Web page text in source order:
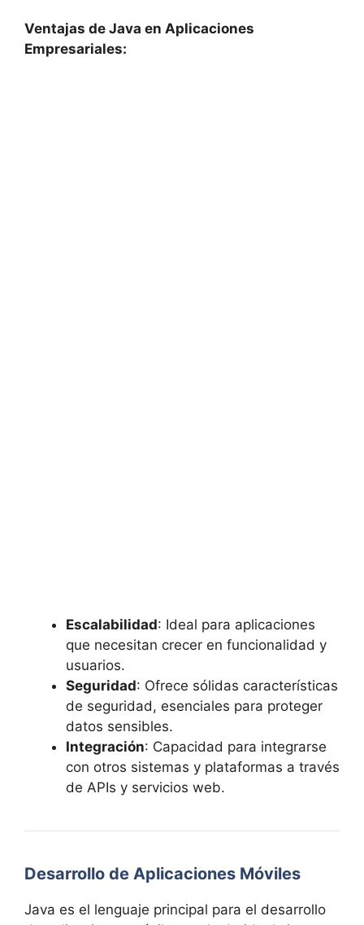
Ventajas de Java en Aplicaciones
Empresariales:
Escalabilidad: Ideal para aplicaciones
que necesitan crecer en funcionalidad y
usuarios.
Seguridad: Ofrece sólidas características
de seguridad, esenciales para proteger
datos sensibles.
Integración: Capacidad para integrarse
con otros sistemas y plataformas a través
de APIs y servicios web.
Desarrollo de Aplicaciones Móviles
Java es el lenguaje principal para el desarrollo